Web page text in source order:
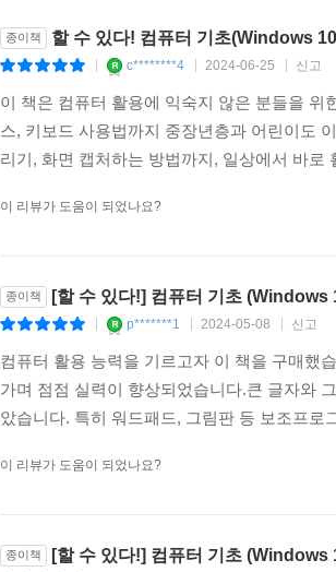
종이책 할 수 있다! 컴퓨터 기초(Windows
c********4 2024-06-25 신고
이 책은 컴퓨터 활용에 익숙지 않은 분들을
스, 키보드 사용법까지 중장년층과 어린이도
리기, 화면 캡처하는 방법까지, 일상에서 바
이 리뷰가 도움이 되었나요?
종이책 [할 수 있다!] 컴퓨터 기초 (Windows
p*******1 2024-05-08 신고
컴퓨터 활용 능력을 기르고자 이 책을 구매했
가며 점점 실력이 향상되었습니다.큰 글자와
았습니다. 특히 워드패드, 그림판 등 보조프
이 리뷰가 도움이 되었나요?
종이책 [할 수 있다!] 컴퓨터 기초 (Windows